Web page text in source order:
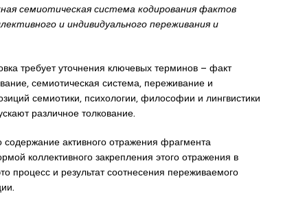
семиотическая система кодирования фактов
и индивидуального переживания и
требует уточнения ключевых терминов – факт
семиотическая система, переживание и
семиотики, психологии, философии и лингвистики
различное толкование.
активного отражения фрагмента
коллективного закрепления этого отражения в
процесс и результат соотнесения переживаемого